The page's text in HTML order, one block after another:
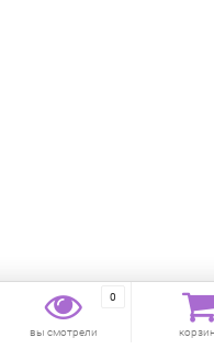
0
вы смотрели